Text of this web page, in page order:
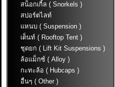
สน็อกเกิ้ล ( Snorkels )
สปอร์ตไลท์
แหนบ ( Suspension )
เต็นท์ ( Rooftop Tent )
ชุดยก ( Lift Kit Suspensions )
ล้อแม็กซ์ ( Alloy )
กะทะล้อ ( Hubcaps )
อื่นๆ ( Other )